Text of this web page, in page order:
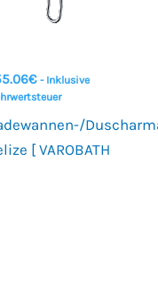
€ - Inklusive
[ VAROBATH